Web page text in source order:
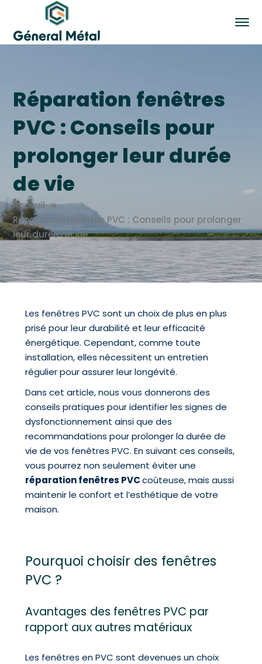
Réparation fenêtres
PVC : Conseils pour
prolonger leur durée
de vie
Acceuil
Réparation fenêtres PVC : Conseils pour prolonger
leur durée de vie
Les fenêtres PVC sont un choix de plus en plus
prisé pour leur durabilité et leur efficacité
énergétique. Cependant, comme toute
installation, elles nécessitent un entretien
régulier pour assurer leur longévité.
Dans cet article, nous vous donnerons des
conseils pratiques pour identifier les signes de
dysfonctionnement ainsi que des
recommandations pour prolonger la durée de
vie de vos fenêtres PVC. En suivant ces conseils,
vous pourrez non seulement éviter une
réparation fenêtres PVCcoûteuse, mais aussi
maintenir le confort et l’esthétique de votre
maison.
Pourquoi choisir des fenêtres
PVC ?
Avantages des fenêtres PVC par
rapport aux autres matériaux
Les fenêtres en PVC sont devenues un choix